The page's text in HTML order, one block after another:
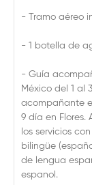
- Tramo aéreo
- 1 botella de
- Guía
México del 1 al
acompañante
9 día en
los servicios
bilingüe
de lengua
espanol.